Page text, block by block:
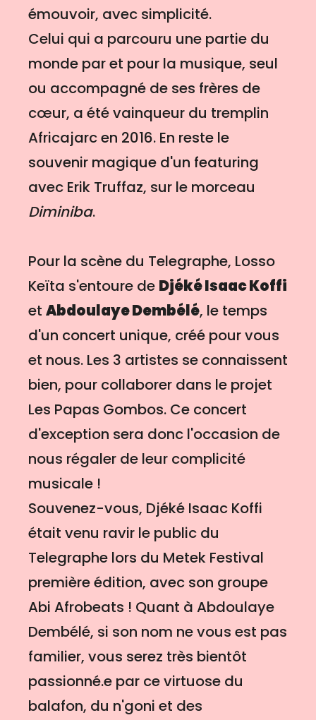
émouvoir, avec simplicité.
Celui qui a parcouru une partie du
monde par et pour la musique, seul
ou accompagné de ses frères de
cœur, a été vainqueur du tremplin
Africajarc en 2016. En reste le
souvenir magique d'un featuring
avec Erik Truffaz, sur le morceau
Diminiba.
Pour la scène du Telegraphe, Losso
Keïta s'entoure de Djéké Isaac Koffi
et Abdoulaye Dembélé, le temps
d'un concert unique, créé pour vous
et nous. Les 3 artistes se connaissent
bien, pour collaborer dans le projet
Les Papas Gombos. Ce concert
d'exception sera donc l'occasion de
nous régaler de leur complicité
musicale !
Souvenez-vous, Djéké Isaac Koffi
était venu ravir le public du
Telegraphe lors du Metek Festival
première édition, avec son groupe
Abi Afrobeats ! Quant à Abdoulaye
Dembélé, si son nom ne vous est pas
familier, vous serez très bientôt
passionné.e par ce virtuose du
balafon, du n'goni et des